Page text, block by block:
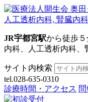
JR宇都宮駅から徒歩
内科、人工透析内科、
サイト内検索
tel.028-635-0310
診療時間・アクセス